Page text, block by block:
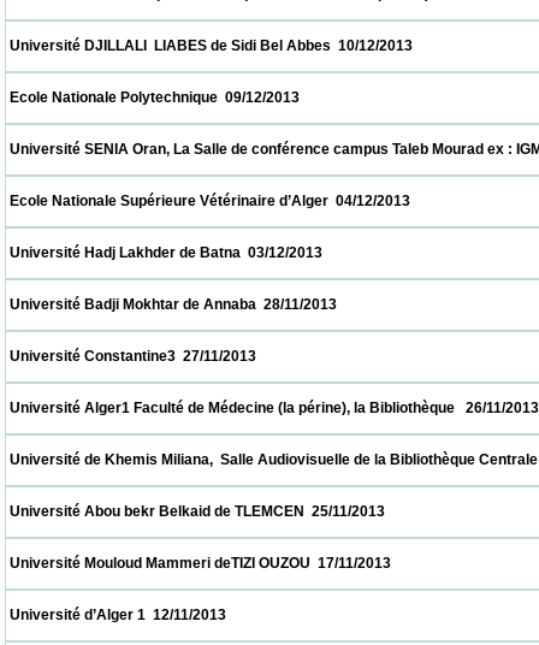
Université DJILLALI  LIABES de Sidi Bel Abbes  10/12/2013
Ecole Nationale Polytechnique  09/12/2013
Université SENIA Oran, La Salle de conférence campus Taleb
Ecole Nationale Supérieure Vétérinaire d’Alger  04/12/2013
Université Hadj Lakhder de Batna  03/12/2013
Université Badji Mokhtar de Annaba  28/11/2013
Université Constantine3  27/11/2013
Université Alger1 Faculté de Médecine (la périne), la
Université de Khemis Miliana,  Salle Audiovisuelle de la
Université Abou bekr Belkaid de TLEMCEN  25/11/2013
Université Mouloud Mammeri deTIZI OUZOU  17/11/2013
Université d’Alger 1  12/11/2013